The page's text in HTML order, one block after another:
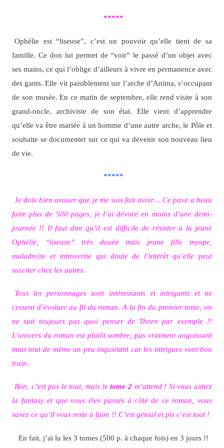
*****
Ophélie est “liseuse”, c’est un pouvoir qu’elle tient de sa
famille. Ce don lui permet de “voir” le passé d’un objet avec
ses mains, ce qui l’oblige d’ailleurs à vivre en permanence avec
des gants. Elle vit paisiblement sur l’arche d’Anima, s’occupant
de son musée. En ce matin de septembre, elle rend visite à son
grand-oncle, archiviste de son état. Elle vient d’apprendre
qu’elle va être mariée à un homme d’une autre arche, le Pôle et
souhaite se documenter sur ce qui va devenir son nouveau lieu
de vie.
*****
Je dois bien avouer que je me suis fait avoir… Ce pavé a beau
faire plus de 500 pages, je l’ai dévoré en moins d’une demi-
journée !! Il faut dire qu’il est difficile de résister à la jeune
Ophélie, “liseuse” très douée mais jeune fille myope,
maladroite et introvertie qui doute de l’intérêt qu’elle peut
susciter chez les autres.
Tous les personnages sont intéressants et intrigants et ne
cessent d’évoluer au fil du roman. A la fin du premier tome, on
ne sait toujours pas quoi penser de Thorn par exemple !!
L’univers du roman est plutôt sombre, pas vraiment angoissant
mais tout de même un peu inquiétant car les intrigues vont bon
train.
Bon, c’est pas le tout, mais letome 2m’attend ! Si vous aimez
la fantasy et que vous êtes passés à côté de ce roman, vous
savez ce qu’il vous reste à faire !! C’est génial et pis c’est tout !
En fait, j’ai lu les 3 tomes (500 p. à chaque fois) en 3 jours !!